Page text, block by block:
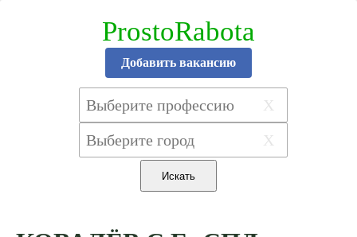
ProstoRabota
Добавить вакансию
X
X